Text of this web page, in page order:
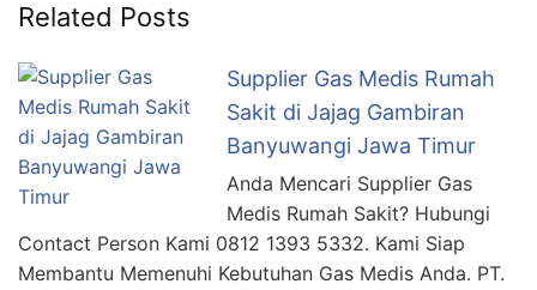
Related Posts
Supplier Gas Medis Rumah
Sakit di Jajag Gambiran
Banyuwangi Jawa Timur
Anda Mencari Supplier Gas
Medis Rumah Sakit? Hubungi
Contact Person Kami 0812 1393 5332. Kami Siap
Membantu Memenuhi Kebutuhan Gas Medis Anda. PT.